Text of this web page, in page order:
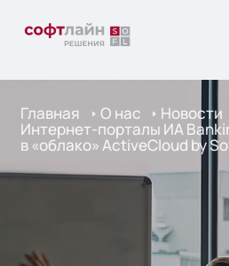
Главная О нас Новости
Интернет-порталы ИА
в «облако» ActiveCloud by